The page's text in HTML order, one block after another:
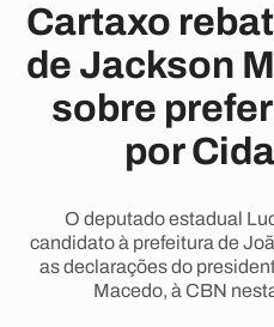
Cartaxo
de Jackson
sobre
por
O deputado estadual
candidato à prefeitura de
as declarações do
Macedo, à CBN